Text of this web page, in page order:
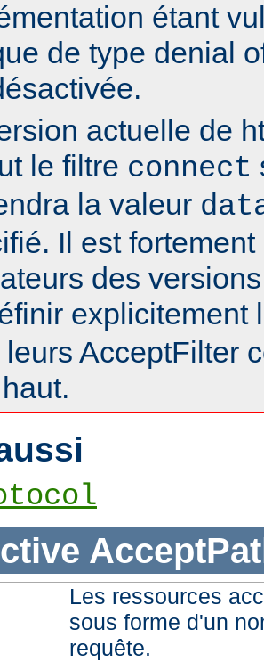
étant
de type denial
actuelle de
le filtre connect
la valeur
Il est
des
explicitement
leurs AcceptFilter
Les ressources
sous forme d'un
requête.